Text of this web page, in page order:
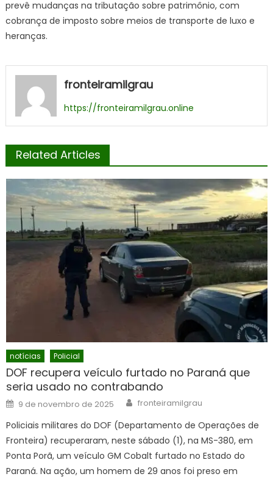
prevê mudanças na tributação sobre patrimônio, com
cobrança de imposto sobre meios de transporte de luxo e
heranças.
fronteiramilgrau
https://fronteiramilgrau.online
Related Articles
notícias Policial
DOF recupera veículo furtado no Paraná que
seria usado no contrabando
Posted
on
9 de novembro de 2025 Author
fronteiramilgrau
Policiais militares do DOF (Departamento de Operações de
Fronteira) recuperaram, neste sábado (1), na MS-380, em
Ponta Porã, um veículo GM Cobalt furtado no Estado do
Paraná. Na ação, um homem de 29 anos foi preso em